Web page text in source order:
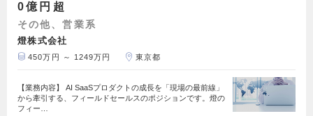
0億円超
その他、営業系
燈株式会社
450万円 ～ 1249万円 東京都
【業務内容】 AI SaaSプロダクトの成長を「現場の最前線」
から牽引する、フィールドセールスのポジションです。燈の
フィー…